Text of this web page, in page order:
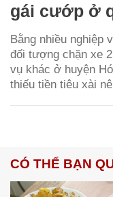
gái cướp ở
Bằng nhiều nghiệp
đối tượng chặn xe
vụ khác ở huyện
thiếu tiền tiêu xài
CÓ THỂ BẠN